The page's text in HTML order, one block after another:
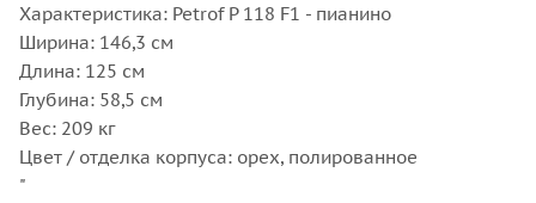
Характеристика: Petrof P 118 F1 - пианино
Ширина: 146,3 см
Длина: 125 см
Глубина: 58,5 см
Вес: 209 кг
Цвет / отделка корпуса: орех, полированное
"